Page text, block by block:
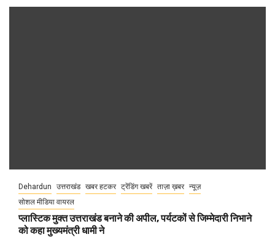
Dehardun उत्तराखंड खबर हटकर ट्रेंडिंग खबरें ताज़ा ख़बर न्यूज़
सोशल मीडिया वायरल
प्लास्टिक मुक्त उत्तराखंड बनाने की अपील, पर्यटकों से जिम्मेदारी निभाने
को कहा मुख्यमंत्री धामी ने